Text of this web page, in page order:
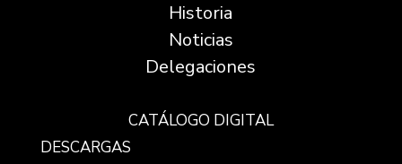
Historia
Noticias
Delegaciones
CATÁLOGO DIGITAL
DESCARGAS